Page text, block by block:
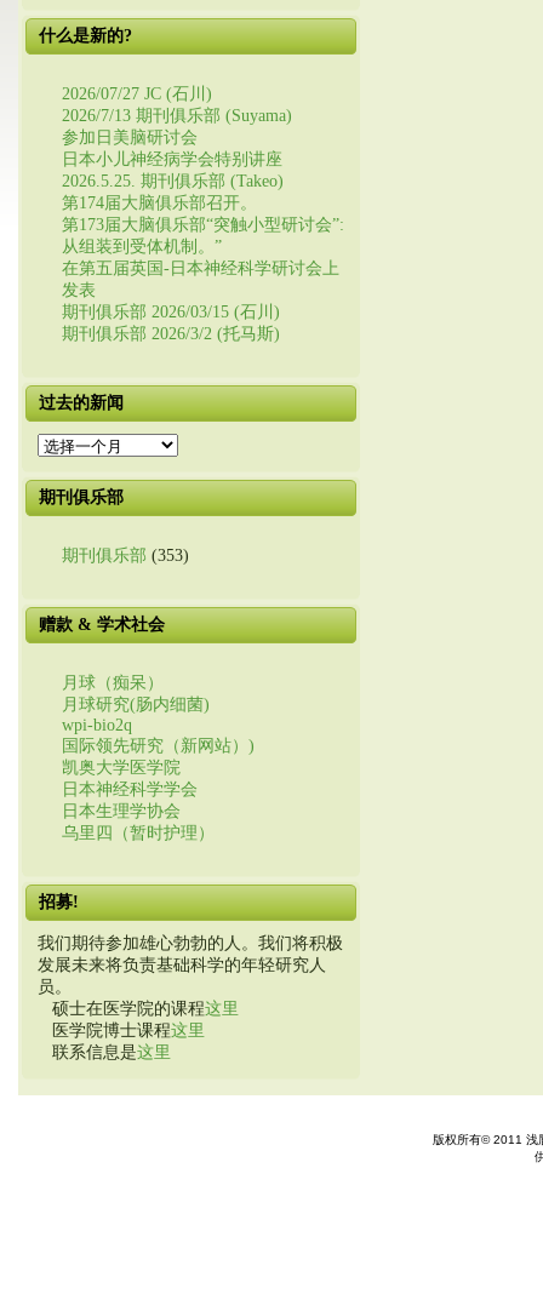
什么是新的?
2026/07/27 JC (石川)
2026/7/13 期刊俱乐部 (Suyama)
参加日美脑研讨会
日本小儿神经病学会特别讲座
2026.5.25. 期刊俱乐部 (Takeo)
第174届大脑俱乐部召开。
第173届大脑俱乐部“突触小型研讨会”:
从组装到受体机制。”
在第五届英国-日本神经科学研讨会上
发表
期刊俱乐部 2026/03/15 (石川)
期刊俱乐部 2026/3/2 (托马斯)
过去的新闻
过
的
新
期刊俱乐部
期刊俱乐部 (353)
赠款 & 学术社会
月球（痴呆）
月球研究(肠内细菌)
wpi-bio2q
国际领先研究（新网站）)
凯奥大学医学院
日本神经科学学会
日本生理学协会
乌里四（暂时护理）
招募!
我们期待参加雄心勃勃的人。我们将积极
发展未来将负责基础科学的年轻研究人
员。
硕士在医学院的课程这里
医学院博士课程这里
联系信息是这里
版权所有© 2011 浅